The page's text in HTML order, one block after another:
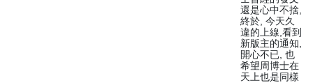
還是心中不捨,
終於, 今天久
違的上線,看到
新版主的通知,
開心不已, 也
希望周博士在
天上也是同樣